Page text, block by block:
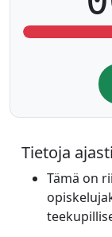
Tietoja
Tämä on